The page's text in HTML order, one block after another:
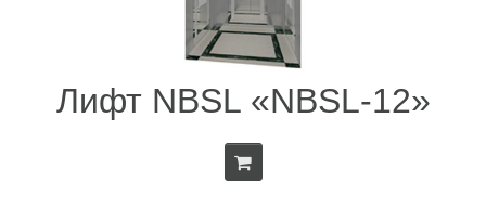
Лифт NBSL «NBSL-12»